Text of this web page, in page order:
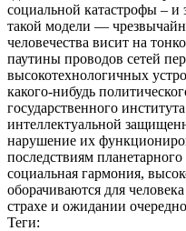
социальной катастрофы – и
такой модели —
человечества висит на
паутины проводов сетей
высокотехнологичных
какого-нибудь
государственного
интеллектуальной
нарушение их
последствиям
социальная гармония,
оборачиваются для
страхе и ожидании
Теги: